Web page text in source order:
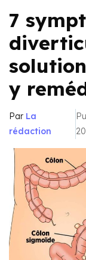
7
y
Par La
rédaction